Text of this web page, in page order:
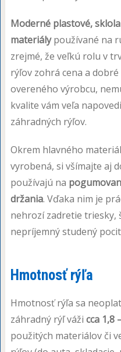
Moderné plastové,
materiálypoužívané na
zrejmé, že veľkú rolu v
rýľov zohrá cena a
overeného výrobcu,
kvalite vám veľa
záhradných rýľov.
Okrem hlavného
vyrobená, si všímajte aj
používajú na
držania. Vďaka nim je
nehrozí zadretie triesky,
nepríjemný studený
Hmotnosť rýľa
Hmotnosť rýľa sa
záhradný rýľ váži cca 1,8
použitých materiálov či